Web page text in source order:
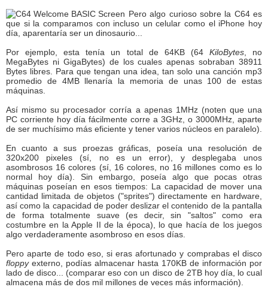
Pero algo curioso sobre la C64 es
que si la comparamos con incluso un celular como el iPhone hoy
día, aparentaría ser un dinosaurio...
Por ejemplo, esta tenía un total de 64KB (64 KiloBytes, no
MegaBytes ni GigaBytes) de los cuales apenas sobraban 38911
Bytes libres. Para que tengan una idea, tan solo una canción mp3
promedio de 4MB llenaría la memoria de unas 100 de estas
máquinas.
Así mismo su procesador corría a apenas 1MHz (noten que una
PC corriente hoy día fácilmente corre a 3GHz, o 3000MHz, aparte
de ser muchísimo más eficiente y tener varios núcleos en paralelo).
En cuanto a sus proezas gráficas, poseía una resolución de
320x200 pixeles (sí, no es un error), y desplegaba unos
asombrosos 16 colores (sí, 16 colores, no 16 millones como es lo
normal hoy día). Sin embargo, poseía algo que pocas otras
máquinas poseían en esos tiempos: La capacidad de mover una
cantidad limitada de objetos ("sprites") directamente en hardware,
así como la capacidad de poder deslizar el contenido de la pantalla
de forma totalmente suave (es decir, sin "saltos" como era
costumbre en la Apple II de la época), lo que hacía de los juegos
algo verdaderamente asombroso en esos días.
Pero aparte de todo eso, si eras afortunado y comprabas el disco
floppyexterno, podías almacenar hasta 170KB de información por
lado de disco... (comparar eso con un disco de 2TB hoy día, lo cual
almacena más de dos mil millones de veces más información).